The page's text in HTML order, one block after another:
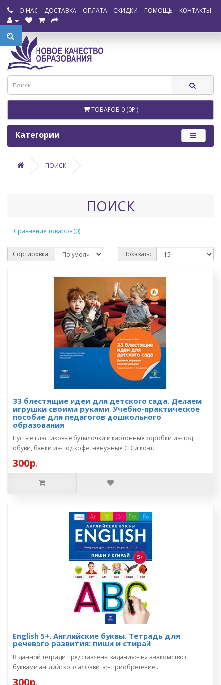
О НАС ДОСТАВКА ОПЛАТА СКИДКИ ПОМОЩЬ КОНТАКТЫ
ТОВАРОВ 0 (0Р.)
Категории
ПОИСК
ПОИСК
Сравнение товаров (0)
Сортировка: Показать:
33 блестящие идеи для детского сада. Делаем
игрушки своими руками. Учебно-практическое
пособие для педагогов дошкольного
образования
Пустые пластиковые бутылочки и картонные коробки из-под
обуви, банки из-под кофе, ненужные CD и конт..
300р.
English 5+. Английские буквы. Тетрадь для
речевого развития: пиши и стирай
В данной тетради представлены задания:– на знакомство с
буквами английского алфавита;– приобретение ..
300р.